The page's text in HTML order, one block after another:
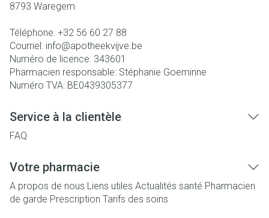
8793 Waregem
Téléphone: +32 56 60 27 88
Courriel: info@apotheekvijve.be
Numéro de licence: 343601
Pharmacien responsable: Stéphanie Goeminne
Numéro TVA: BE0439305377
Service à la clientèle
FAQ
Votre pharmacie
A propos de nous Liens utiles Actualités santé Pharmacien
de garde Prescription Tarifs des soins